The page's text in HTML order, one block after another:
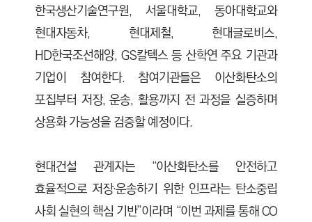
한국생산기술연구원, 서울대학교, 동아대학교와
현대자동차, 현대제철, 현대글로비스,
HD한국조선해양, GS칼텍스 등 산학연 주요 기관과
기업이 참여한다. 참여기관들은 이산화탄소의
포집부터 저장, 운송, 활용까지 전 과정을 실증하며
상용화 가능성을 검증할 예정이다.
현대건설 관계자는 “이산화탄소를 안전하고
효율적으로 저장·운송하기 위한 인프라는 탄소중립
사회 실현의 핵심 기반”이라며 “이번 과제를 통해 CO